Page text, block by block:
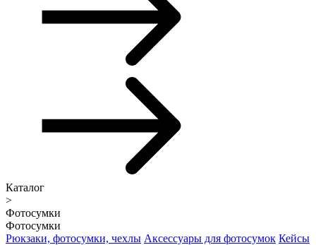
Каталог
>
Фотосумки
Фотосумки
Рюкзаки, фотосумки, чехлы Аксессуары для фотосумок Кейсы